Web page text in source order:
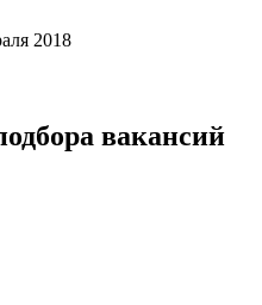
2018
вакансий